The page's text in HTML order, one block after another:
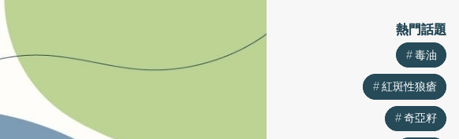
熱門話題
毒油
紅斑性狼瘡
奇亞籽
熱門話題
毒油
紅斑性狼瘡
奇亞籽